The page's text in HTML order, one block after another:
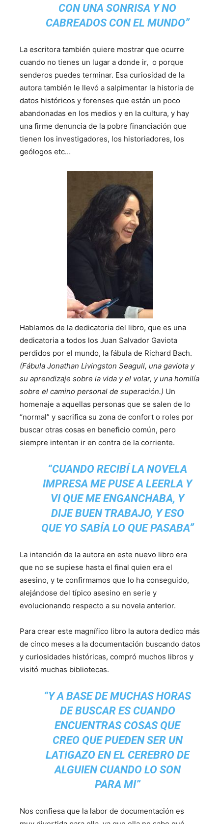
CON UNA SONRISA Y NO
CABREADOS CON EL MUNDO”
La escritora también quiere mostrar que ocurre
cuando no tienes un lugar a donde ir, o porque
senderos puedes terminar. Esa curiosidad de la
autora también le llevó a salpimentar la historia de
datos históricos y forenses que están un poco
abandonadas en los medios y en la cultura, y hay
una firme denuncia de la pobre financiación que
tienen los investigadores, los historiadores, los
geólogos etc…
Hablamos de la dedicatoria del libro, que es una
dedicatoria a todos los Juan Salvador Gaviota
perdidos por el mundo, la fábula de Richard Bach.
(Fábula Jonathan Livingston Seagull, una gaviota y
su aprendizaje sobre la vida y el volar, y una homilía
sobre el camino personal de superación.) Un
homenaje a aquellas personas que se salen de lo
“normal” y sacrifica su zona de confort o roles por
buscar otras cosas en beneficio común, pero
siempre intentan ir en contra de la corriente.
“CUANDO RECIBÍ LA NOVELA
IMPRESA ME PUSE A LEERLA Y
VI QUE ME ENGANCHABA, Y
DIJE BUEN TRABAJO, Y ESO
QUE YO SABÍA LO QUE PASABA”
La intención de la autora en este nuevo libro era
que no se supiese hasta el final quien era el
asesino, y te confirmamos que lo ha conseguido,
alejándose del típico asesino en serie y
evolucionando respecto a su novela anterior.
Para crear este magnífico libro la autora dedico más
de cinco meses a la documentación buscando datos
y curiosidades históricas, compró muchos libros y
visitó muchas bibliotecas.
“Y A BASE DE MUCHAS HORAS
DE BUSCAR ES CUANDO
ENCUENTRAS COSAS QUE
CREO QUE PUEDEN SER UN
LATIGAZO EN EL CEREBRO DE
ALGUIEN CUANDO LO SON
PARA MI”
Nos confiesa que la labor de documentación es